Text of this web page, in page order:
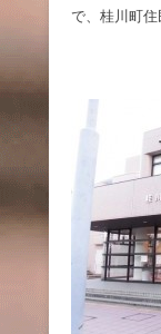
で、桂川町住